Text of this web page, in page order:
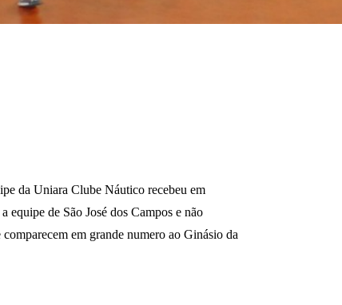
da Uniara Clube Náutico recebeu em
equipe de São José dos Campos e não
em grande numero ao Ginásio da